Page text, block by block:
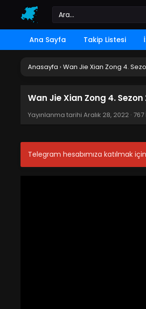
Ana Sayfa Takip Listesi
Anasayfa › Wan Jie Xian Zong 4.
Wan Jie Xian Zong 4. Sezon
Yayınlanma tarihi Aralık 28, 2022 ·
Telegram hesabımıza katılmak için